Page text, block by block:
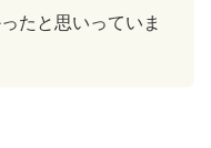
たと思いっていま